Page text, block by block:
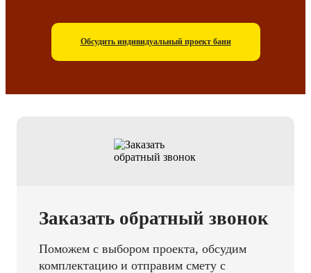
Обсудить индивидуальный проект бани
Заказать обратный звонок
Поможем с выбором проекта, обсудим
комплектацию и отправим смету с